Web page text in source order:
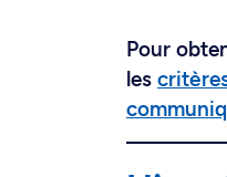
Pour
les